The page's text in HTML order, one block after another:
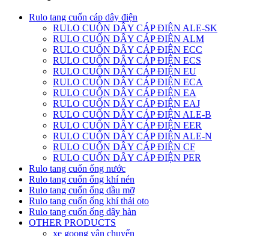
Rulo tang cuốn cáp dây điện
RULO CUÔN DÂY CÁP ĐIỆN ALE-SK
RULO CUỐN DÂY CÁP ĐIỆN ALM
RULO CUỐN DÂY CÁP ĐIỆN ECC
RULO CUỐN DÂY CÁP ĐIỆN ECS
RULO CUỐN DÂY CÁP ĐIỆN EU
RULO CUỐN DÂY CÁP ĐIỆN ECA
RULO CUỐN DÂY CÁP ĐIỆN EA
RULO CUỐN DÂY CÁP ĐIỆN EAJ
RULO CUỐN DÂY CÁP ĐIỆN ALE-B
RULO CUỐN DÂY CÁP ĐIỆN EER
RULO CUỐN DÂY CÁP ĐIỆN ALE-N
RULO CUỐN DÂY CÁP ĐIỆN CF
RULO CUỐN DÂY CÁP ĐIỆN PER
Rulo tang cuốn ống nước
Rulo tang cuốn ống khí nén
Rulo tang cuốn ống dầu mỡ
Rulo tang cuốn ống khí thải oto
Rulo tang cuốn ống dây hàn
OTHER PRODUCTS
xe goong vận chuyển